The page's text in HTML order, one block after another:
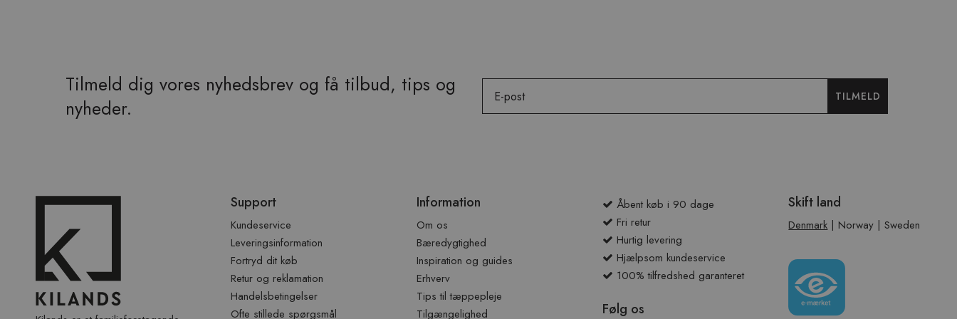
Tilmeld dig vores nyhedsbrev og få tilbud, tips og
nyheder.
TILMELD
over
Support
Kundeservice
Leveringsinformation
Fortryd dit køb
Retur og reklamation
Handelsbetingelser
Ofte stillede spørgsmål
Information
Om os
Bæredygtighed
Inspiration og guides
Erhverv
Tips til tæppepleje
Tilgængelighed
Åbent køb i 90 dage
Fri retur
Hurtig levering
Hjælpsom kundeservice
100% tilfredshed garanteret
Følg os
Skift land
Denmark | Norway |Sweden